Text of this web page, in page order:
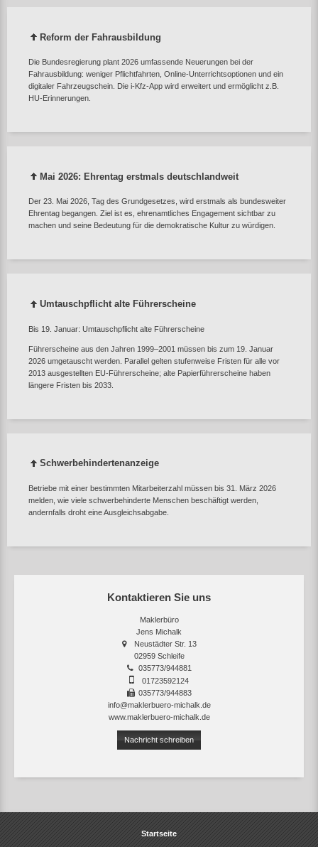
Kontaktieren Sie uns
Maklerbüro
Jens Michalk
Neustädter Str. 13
02959 Schleife
035773/944881
01723592124
035773/944883
info@maklerbuero-michalk.de
www.maklerbuero-michalk.de
Nachricht schreiben
Reform der Fahrausbildung
Die Bundesregierung plant 2026 umfassende Neuerungen bei der
Fahrausbildung: weniger Pflichtfahrten, Online‑Unterrichtsoptionen und ein
digitaler Fahrzeugschein. Die i‑Kfz‑App wird erweitert und ermöglicht z.B.
HU‑Erinnerungen.
Mai 2026: Ehrentag erstmals deutschlandweit
Der 23. Mai 2026, Tag des Grundgesetzes, wird erstmals als bundesweiter
Ehrentag begangen. Ziel ist es, ehrenamtliches Engagement sichtbar zu
machen und seine Bedeutung für die demokratische Kultur zu würdigen.
Umtauschpflicht alte Führerscheine
Bis 19. Januar: Umtauschpflicht alte Führerscheine
Führerscheine aus den Jahren 1999–2001 müssen bis zum 19. Januar
2026 umgetauscht werden. Parallel gelten stufenweise Fristen für alle vor
2013 ausgestellten EU‑Führerscheine; alte Papierführerscheine haben
längere Fristen bis 2033.
Schwerbehindertenanzeige
Betriebe mit einer bestimmten Mitarbeiterzahl müssen bis 31. März 2026
melden, wie viele schwerbehinderte Menschen beschäftigt werden,
andernfalls droht eine Ausgleichsabgabe.
Startseite